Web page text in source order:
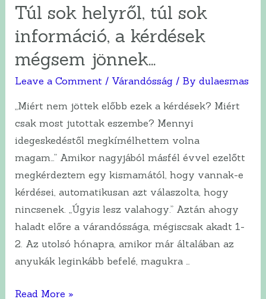
Ugyanaz,
mint
bába
és
a
szülésznő?
Túl sok helyről, túl sok
információ, a kérdések
mégsem jönnek…
Leave a Comment / Várandósság/ By dulaesmas
„Miért nem jöttek előbb ezek a kérdések? Miért
csak most jutottak eszembe? Mennyi
idegeskedéstől megkímélhettem volna
magam…” Amikor nagyjából másfél évvel ezelőtt
megkérdeztem egy kismamától, hogy vannak-e
kérdései, automatikusan azt válaszolta, hogy
nincsenek. „Úgyis lesz valahogy.” Aztán ahogy
haladt előre a várandóssága, mégiscsak akadt 1-
2. Az utolsó hónapra, amikor már általában az
anyukák leginkább befelé, magukra …
Túl
Read More »